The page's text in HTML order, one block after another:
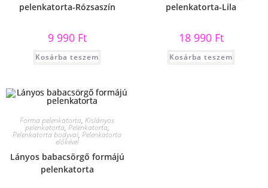
pelenkatorta-Rózsaszín
9 990 Ft
Kosárba teszem
pelenkatorta-Lila
18 990 Ft
Kosárba teszem
Forma pelenkatorta, Kislányos
pelenkatorta, Pelenkatorta,
Pelenkatorta bodyval, Pelenkatorta
előkével
Lányos babacsörgő formájú
pelenkatorta